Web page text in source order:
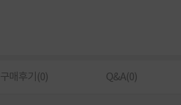
구매후기(0) Q&A(0)